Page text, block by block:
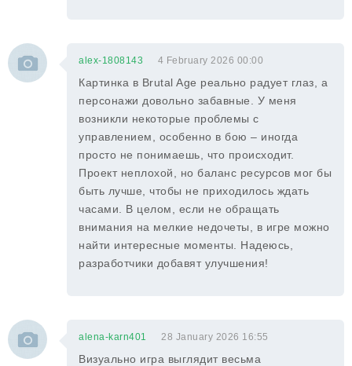
alex-1808143 4 February 2026 00:00
Картинка в Brutal Age реально радует глаз, а
персонажи довольно забавные. У меня
возникли некоторые проблемы с
управлением, особенно в бою – иногда
просто не понимаешь, что происходит.
Проект неплохой, но баланс ресурсов мог бы
быть лучше, чтобы не приходилось ждать
часами. В целом, если не обращать
внимания на мелкие недочеты, в игре можно
найти интересные моменты. Надеюсь,
разработчики добавят улучшения!
alena-karn401 28 January 2026 16:55
Визуально игра выглядит весьма